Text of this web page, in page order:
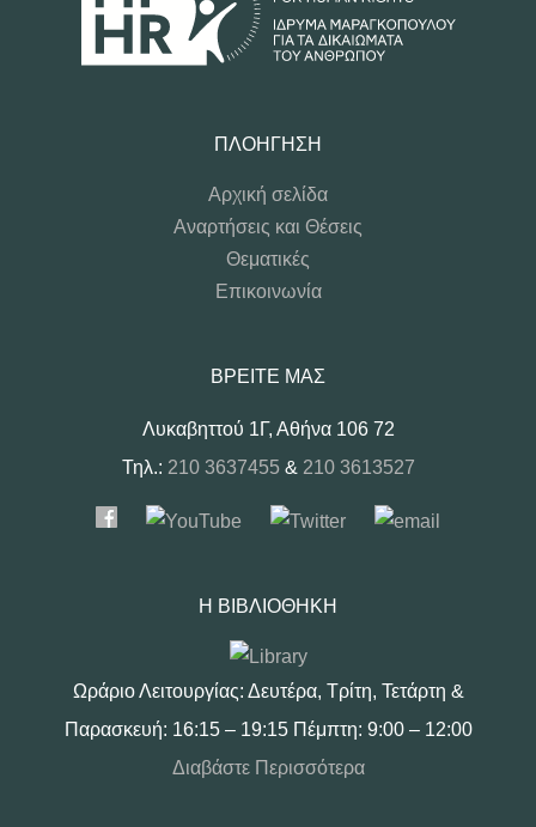
ΠΛΟΉΓΗΣΗ
Αρχική σελίδα
Αναρτήσεις και Θέσεις
Θεματικές
Επικοινωνία
ΒΡΕΊΤΕ ΜΑΣ
Λυκαβηττού 1Γ, Αθήνα 106 72
Τηλ.: 210 3637455 & 210 3613527
Η ΒΙΒΛΙΟΘΉΚΗ
Ωράριο Λειτουργίας: Δευτέρα, Τρίτη, Τετάρτη &
Παρασκευή: 16:15 – 19:15 Πέμπτη: 9:00 – 12:00
Διαβάστε Περισσότερα